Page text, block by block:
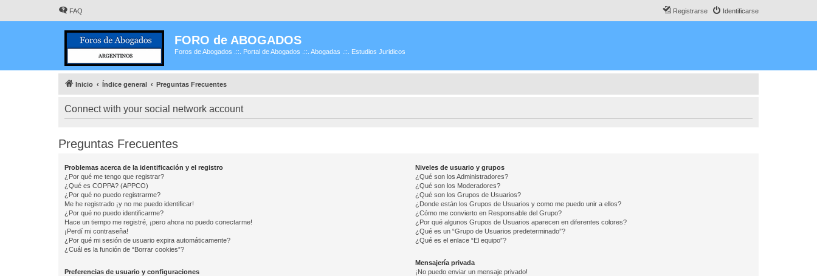
FAQ Identificarse
Registrarse
FORO de ABOGADOS
Foros de Abogados .::. Portal de Abogados .::. Abogadas .::. Estudios Juridicos
Inicio Índice general Preguntas Frecuentes
Connect with your social network account
Preguntas Frecuentes
Problemas acerca de la identificación y el registro
¿Por qué me tengo que registrar?
¿Qué es COPPA? (APPCO)
¿Por qué no puedo registrarme?
Me he registrado ¡y no me puedo identificar!
¿Por qué no puedo identificarme?
Hace un tiempo me registré, ¡pero ahora no puedo conectarme!
¡Perdí mi contraseña!
¿Por qué mi sesión de usuario expira automáticamente?
¿Cuál es la función de “Borrar cookies”?
Preferencias de usuario y configuraciones
Niveles de usuario y grupos
¿Qué son los Administradores?
¿Qué son los Moderadores?
¿Qué son los Grupos de Usuarios?
¿Donde están los Grupos de Usuarios y como me puedo unir a ellos?
¿Cómo me convierto en Responsable del Grupo?
¿Por qué algunos Grupos de Usuarios aparecen en diferentes colores?
¿Qué es un “Grupo de Usuarios predeterminado”?
¿Qué es el enlace “El equipo”?
Mensajería privada
¡No puedo enviar un mensaje privado!